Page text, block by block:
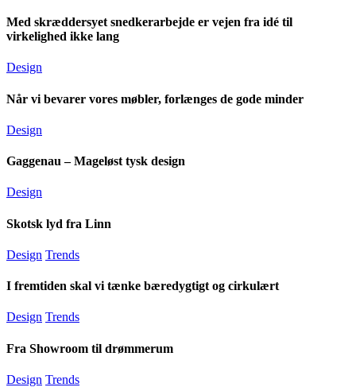
Med skræddersyet snedkerarbejde er vejen fra idé til
virkelighed ikke lang
Design
Når vi bevarer vores møbler, forlænges de gode minder
Design
Gaggenau – Mageløst tysk design
Design
Skotsk lyd fra Linn
Design Trends
I fremtiden skal vi tænke bæredygtigt og cirkulært
Design Trends
Fra Showroom til drømmerum
Design Trends